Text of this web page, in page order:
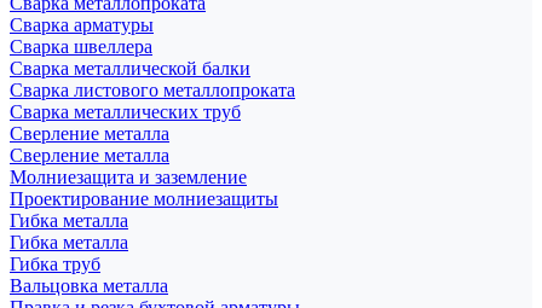
Сварка арматуры
Сварка швеллера
Сварка металлической балки
Сварка листового металлопроката
Сварка металлических труб
Сверление металла
Сверление металла
Молниезащита и заземление
Проектирование молниезащиты
Гибка металла
Гибка металла
Гибка труб
Вальцовка металла